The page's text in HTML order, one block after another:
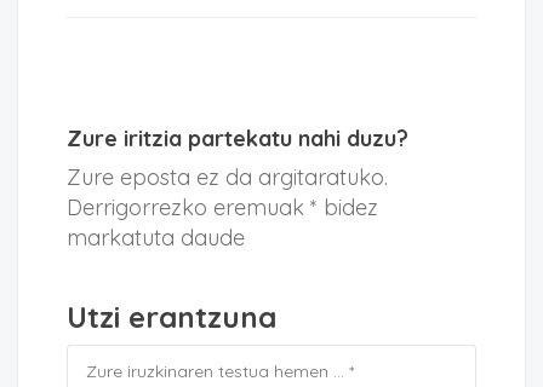
Zure iritzia partekatu nahi duzu?
Zure eposta ez da argitaratuko.
Derrigorrezko eremuak * bidez
markatuta daude
Utzi erantzuna